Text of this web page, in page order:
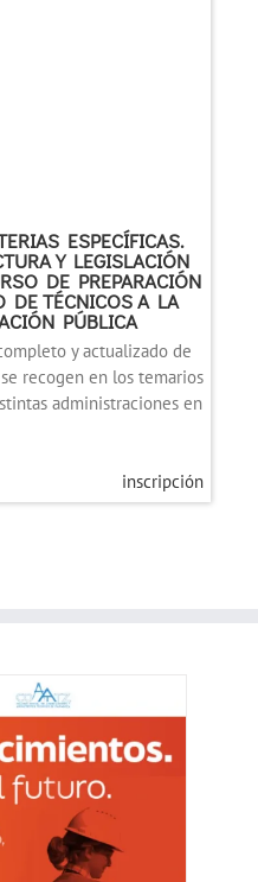
ESPECÍFICAS.
Y LEGISLACIÓN
DE PREPARACIÓN
DE TÉCNICOS A LA
PÚBLICA
y actualizado de
recogen en los temarios
administraciones en
inscripción